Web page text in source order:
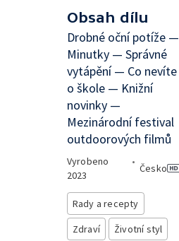
Obsah dílu
Drobné oční potíže —
Minutky — Správné
vytápění — Co nevíte
o škole — Knižní
novinky —
Mezinárodní festival
outdoorových filmů
Vyrobeno
2023
•
Česko
Rady a recepty
Zdraví
Životní styl